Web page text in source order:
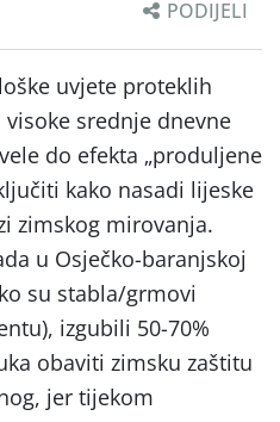
PODIJELI
uvjete proteklih
srednje dnevne
do efekta „produljene
kako nasadi lijeske
zimskog mirovanja.
u Osječko-baranjskoj
su stabla/grmovi
izgubili 50-70%
obaviti zimsku zaštitu
jer tijekom